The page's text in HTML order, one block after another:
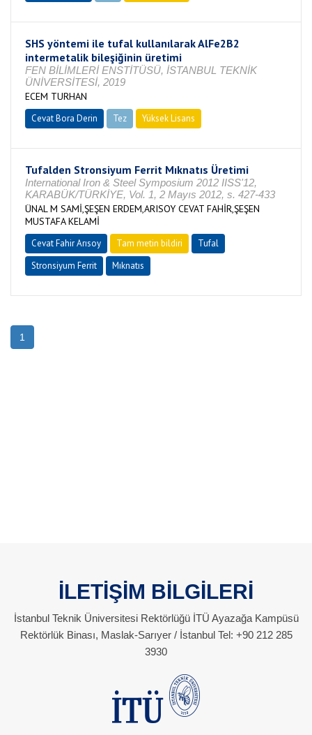
SHS yöntemi ile tufal kullanılarak AlFe2B2
intermetalik bileşiğinin üretimi
FEN BİLİMLERİ ENSTİTÜSÜ, İSTANBUL TEKNİK
ÜNİVERSİTESİ, 2019
ECEM TURHAN
Cevat Bora Derin Tez Yüksek Lisans
Tufalden Stronsiyum Ferrit Mıknatıs Üretimi
International Iron & Steel Symposium 2012 IISS'12,
KARABÜK/TÜRKİYE, Vol. 1, 2 Mayıs 2012, s. 427-433
ÜNAL M SAMİ,ŞEŞEN ERDEM,ARISOY CEVAT FAHİR,ŞEŞEN
MUSTAFA KELAMİ
Cevat Fahir Arısoy Tam metin bildiri
Tufal
Stronsiyum Ferrit
Mıknatıs
1
İLETİŞİM BİLGİLERİ
İstanbul Teknik Üniversitesi Rektörlüğü İTÜ Ayazağa Kampüsü
Rektörlük Binası, Maslak-Sarıyer / İstanbul Tel: +90 212 285
3930